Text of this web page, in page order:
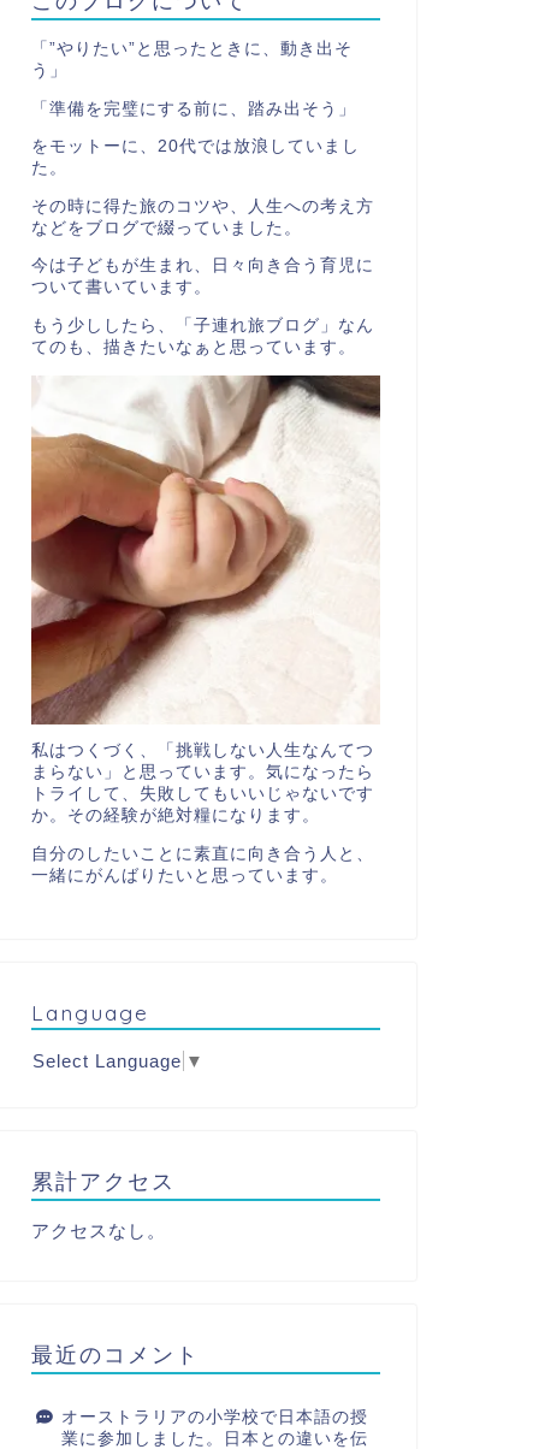
「”やりたい”と思ったときに、動き出そ
う」
「準備を完璧にする前に、踏み出そう」
をモットーに、20代では放浪していまし
た。
その時に得た旅のコツや、人生への考え方
などをブログで綴っていました。
今は子どもが生まれ、日々向き合う育児に
ついて書いています。
もう少ししたら、「子連れ旅ブログ」なん
てのも、描きたいなぁと思っています。
私はつくづく、「挑戦しない人生なんてつ
まらない」と思っています。気になったら
トライして、失敗してもいいじゃないです
か。その経験が絶対糧になります。
自分のしたいことに素直に向き合う人と、
一緒にがんばりたいと思っています。
Language
Select Language ▼
累計アクセス
アクセスなし。
最近のコメント
オーストラリアの小学校で日本語の授
業に参加しました。日本との違いを伝